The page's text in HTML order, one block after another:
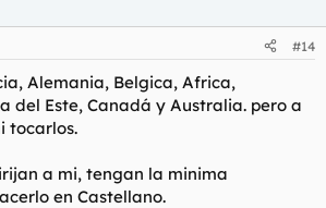
#14
Alemania, Belgica, Africa,
del Este, Canadá y Australia. pero a
tocarlos.
a mi, tengan la minima
en Castellano.